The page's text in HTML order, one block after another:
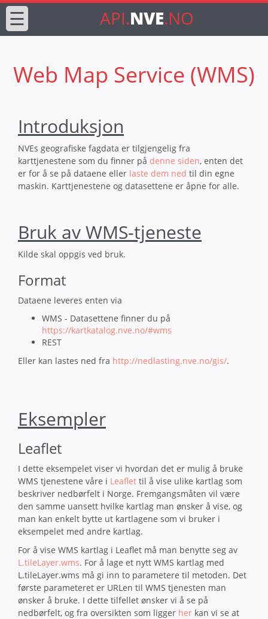
API.NVE.NO
☰
Web Map Service (WMS)
Introduksjon
NVEs geografiske fagdata er tilgjengelig fra
karttjenestene som du finner på denne siden, enten det
er for å se på dataene eller laste dem ned til din egne
maskin. Karttjenestene og datasettene er åpne for alle.
Bruk av WMS-tjeneste
Kilde skal oppgis ved bruk.
Format
Dataene leveres enten via
WMS - Datasettene finner du på
https://kartkatalog.nve.no/#wms
REST
Eller kan lastes ned fra http://nedlasting.nve.no/gis/.
Eksempler
Leaflet
I dette eksempelet viser vi hvordan det er mulig å bruke
WMS tjenestene våre i Leaflet til å vise ulike kartlag som
beskriver nedbørfelt i Norge. Fremgangsmåten vil være
den samme uansett hvilke kartlag man ønsker å vise, og
man kan enkelt bytte ut kartlagene som vi bruker i
eksempelet med andre kartlag.
For å vise WMS kartlag i Leaflet må man benytte seg av
L.tileLayer.wms. For å lage et nytt WMS kartlag med
L.tileLayer.wms må gi inn to parametere til metoden. Det
første parameteret er URLen til WMS tjenesten man
ønsker å bruke. I dette tilfellet ønsker vi å se på
nedbørfelt, og fra oversikten som ligger her kan vi se at